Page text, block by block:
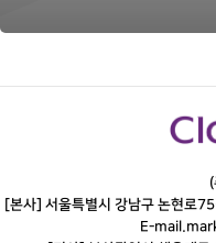
[본사] 서울특별시 강남구 논현로
E-mail.